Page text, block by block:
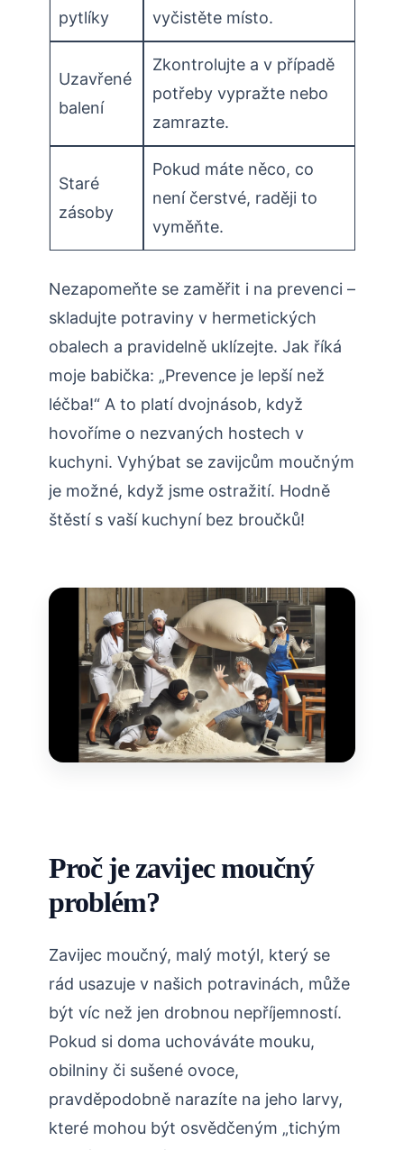
pytlíky
vyčistěte místo.
Uzavřené
balení
Zkontrolujte a v případě
potřeby vypražte nebo
zamrazte.
Staré
zásoby
Pokud máte něco, co
není čerstvé, raději to
vyměňte.
Nezapomeňte se zaměřit i na prevenci –
skladujte potraviny v hermetických
obalech a pravidelně uklízejte. Jak říká
moje babička: „Prevence je lepší než
léčba!“ A to platí dvojnásob, když
hovoříme o nezvaných hostech v
kuchyni. Vyhýbat se zavijcům moučným
je možné, když jsme ostražití. Hodně
štěstí s vaší kuchyní bez broučků!
Proč je zavijec moučný
problém?
Zavijec moučný, malý motýl, který se
rád usazuje v našich potravinách, může
být víc než jen drobnou nepříjemností.
Pokud si doma uchováváte mouku,
obilniny či sušené ovoce,
pravděpodobně narazíte na jeho larvy,
které mohou být osvědčeným „tichým